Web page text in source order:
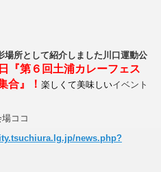
所として紹介しました川口運動公
『第６回土浦カレーフェス
合』！ 楽しくて美味しいイベント
ココ
news.php?